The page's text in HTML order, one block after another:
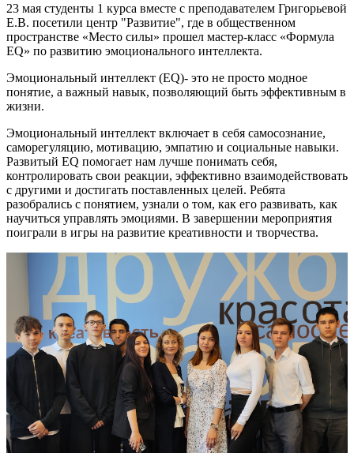
23 мая студенты 1 курса вместе с преподавателем Григорьевой
Е.В. посетили центр "Развитие", где в общественном
пространстве «Место силы» прошел мастер-класс «Формула
EQ» по развитию эмоционального интеллекта.
Эмоциональный интеллект (EQ)- это не просто модное
понятие, а важный навык, позволяющий быть эффективным в
жизни.
Эмоциональный интеллект включает в себя самосознание,
саморегуляцию, мотивацию, эмпатию и социальные навыки.
Развитый EQ помогает нам лучше понимать себя,
контролировать свои реакции, эффективно взаимодействовать
с другими и достигать поставленных целей. Ребята
разобрались с понятием, узнали о том, как его развивать, как
научиться управлять эмоциями. В завершении мероприятия
поиграли в игры на развитие креативности и творчества.